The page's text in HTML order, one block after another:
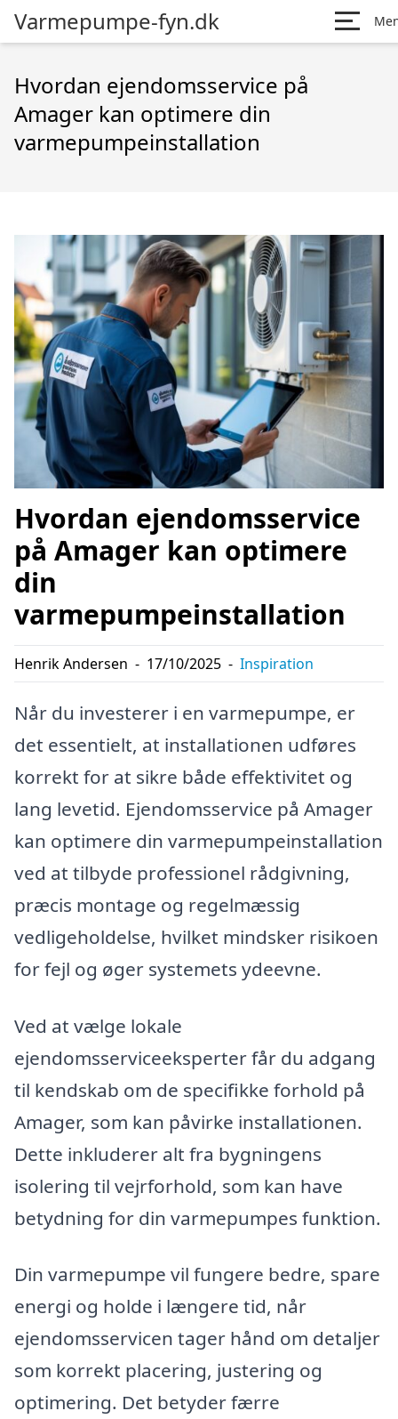
Varmepumpe-fyn.dk
Hvordan ejendomsservice på
Amager kan optimere din
varmepumpeinstallation
Hvordan ejendomsservice
på Amager kan optimere
din
varmepumpeinstallation
Henrik Andersen - 17/10/2025 - Inspiration
Når du investerer i en varmepumpe, er
det essentielt, at installationen udføres
korrekt for at sikre både effektivitet og
lang levetid. Ejendomsservice på Amager
kan optimere din varmepumpeinstallation
ved at tilbyde professionel rådgivning,
præcis montage og regelmæssig
vedligeholdelse, hvilket mindsker risikoen
for fejl og øger systemets ydeevne.
Ved at vælge lokale
ejendomsserviceeksperter får du adgang
til kendskab om de specifikke forhold på
Amager, som kan påvirke installationen.
Dette inkluderer alt fra bygningens
isolering til vejrforhold, som kan have
betydning for din varmepumpes funktion.
Din varmepumpe vil fungere bedre, spare
energi og holde i længere tid, når
ejendomsservicen tager hånd om detaljer
som korrekt placering, justering og
optimering. Det betyder færre